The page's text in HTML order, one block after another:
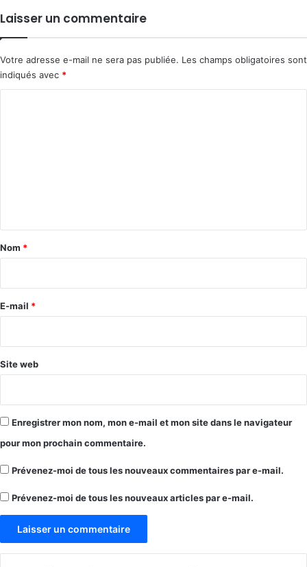
Laisser un commentaire
Votre adresse e-mail ne sera pas publiée. Les champs obligatoires sont
indiqués avec *
a
e
Nom *
E-mail *
Site web
Enregistrer mon nom, mon e-mail et mon site dans le navigateur
pour mon prochain commentaire.
Prévenez-moi de tous les nouveaux commentaires par e-mail.
Prévenez-moi de tous les nouveaux articles par e-mail.